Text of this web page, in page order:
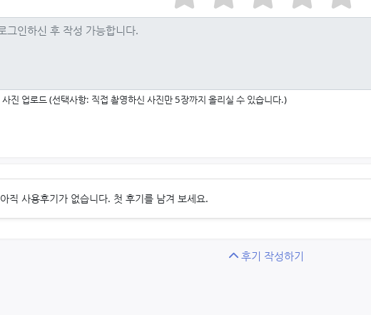
사진 업로드 (선택사항: 직접 촬영하신 사진만 5장까지 올리실 수 있습니다.)
아직 사용후기가 없습니다. 첫 후기를 남겨 보세요.
후기 작성하기